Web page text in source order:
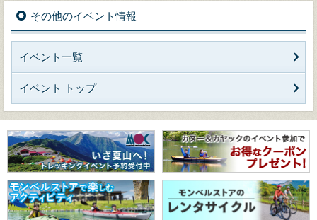
その他のイベント情報
イベント一覧
イベント トップ